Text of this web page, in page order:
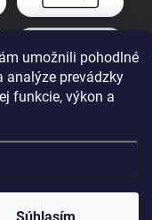
umožnili pohodlné
analýze prevádzky
funkcie, výkon a
vyhradené.Upraviť